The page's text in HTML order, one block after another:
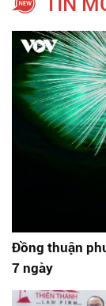
Đồng thuận
7 ngày